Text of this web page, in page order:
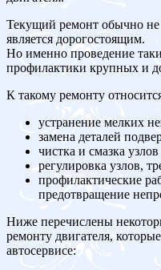
Текущий ремонт обычно
является дорогостоящим.
Но именно проведение
профилактики крупных и
К такому ремонту
устранение мелких
замена деталей
чистка и смазка
регулировка узлов,
профилактические
предотвращение
Ниже перечислены
ремонту двигателя,
автосервисе: